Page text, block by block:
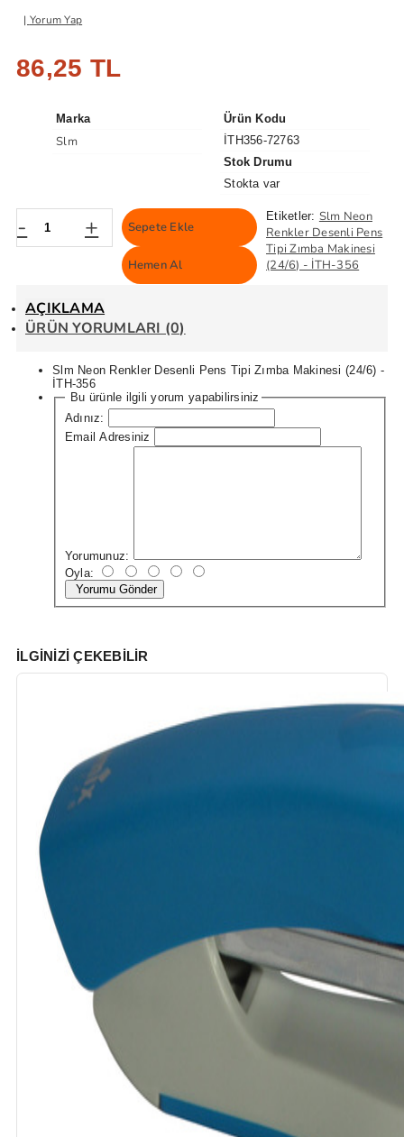
Yorum Yap
86,25 TL
Marka
Slm
Ürün Kodu
İTH356-72763
Stok Drumu
Stokta var
- + Sepete Ekle
Hemen Al
Etiketler: Slm Neon
Renkler Desenli Pens
Tipi Zımba Makinesi
(24/6) - İTH-356
AÇIKLAMA
ÜRÜN YORUMLARI (0)
Slm Neon Renkler Desenli Pens Tipi Zımba Makinesi (24/6) -
İTH-356
Bu ürünle ilgili yorum yapabilirsiniz
Adınız:
Email Adresiniz
Yorumunuz:
Oyla:
Yorumu Gönder
İLGINIZI ÇEKEBILIR